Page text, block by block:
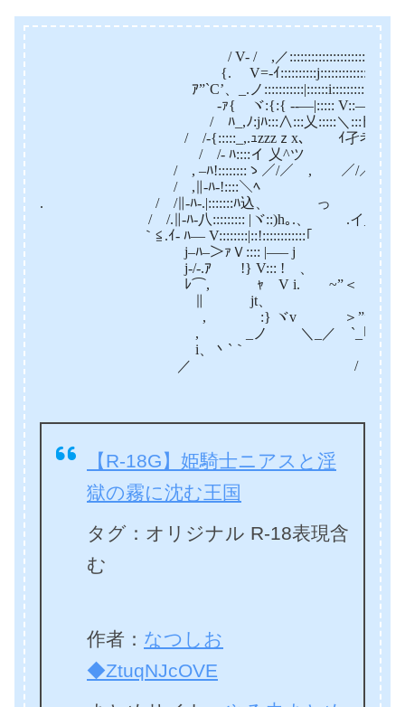
/ V- / ,／::::::::::::::::::::::::::::::::｀丶
{. V=-ｲ
ｱ”`C’、_.ノ:::::::::::|::::::i:::::::::’,:::::::V::
ゝ-ｧ{ ヾ:{:{ -‐―|::::: V::―|:::::::―-
/ ﾊ_,ﾉ:jﾊ:::∧:::乂:::::＼:::ﾄ､::::ﾊ:::::}
/ /-{:::::_,.ｭzzzｚx､ ￣ ｲ孑考示ﾐx､
/ /- ﾊ::::イ 乂^ツ 乂’^ンイ
/ , –ﾊ!::::::::ゝ／/／ , ／/／/ﾉ::::::ﾊ
/ ,∥-ﾊ-!::::＼ﾍ 7／
. / /∥-ﾊ-.|:::::::ﾊ込、 っ .ｨ
/ /.∥-ﾊ-八::::::::: |ヾ::)h｡.、 .イ
｀≦.ｲ- ﾊ— V::::::::|::!::::::::::::｢￣￣￣ !:::::/
j–ﾊ–＞ｧＶ:::: |—– j .|:::/::ﾊ
j-/-.ｱ !} V::: ! 、 ,::/’｀≧
ﾚ⌒, ｬ V i. ~”＜ _, /:/ -‐
∥ jt、 ゝ /:ｲ ｧ’
, :} ヾv ＞””` 、
, _ノ ＼_／ `_｢j_´
i、丶`｀ |_!
／ /
【R-18G】姫騎士ニアスと淫
獄の霧に沈む王国
タグ： オリジナル R-18表現含
む
作者： なつしお
◆ZtuqNJcOVE